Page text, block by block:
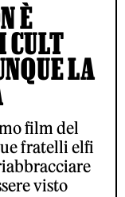
È
CULT
LA
film del
fratelli elfi
visto